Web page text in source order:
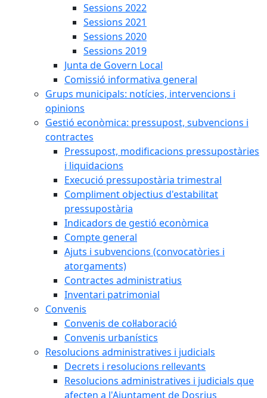
Sessions 2022
Sessions 2021
Sessions 2020
Sessions 2019
Junta de Govern Local
Comissió informativa general
Grups municipals: notícies, intervencions i
opinions
Gestió econòmica: pressupost, subvencions i
contractes
Pressupost, modificacions pressupostàries
i liquidacions
Execució pressupostària trimestral
Compliment objectius d'estabilitat
pressupostària
Indicadors de gestió econòmica
Compte general
Ajuts i subvencions (convocatòries i
atorgaments)
Contractes administratius
Inventari patrimonial
Convenis
Convenis de col·laboració
Convenis urbanístics
Resolucions administratives i judicials
Decrets i resolucions rellevants
Resolucions administratives i judicials que
afecten a l'Ajuntament de Dosrius